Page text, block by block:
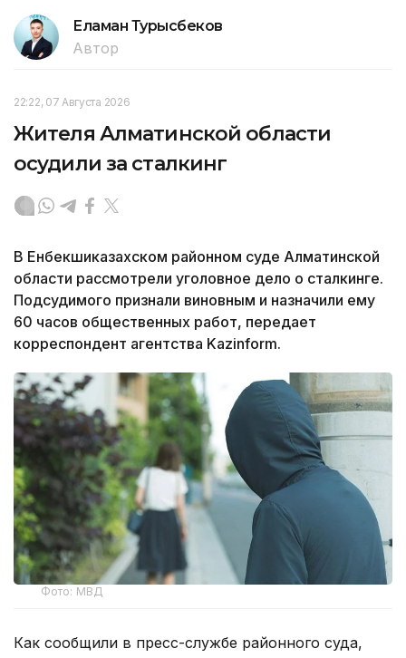
Еламан Турысбеков
Автор
22:22, 07 Августа 2026
Жителя Алматинской области
осудили за сталкинг
В Енбекшиказахском районном суде Алматинской
области рассмотрели уголовное дело о сталкинге.
Подсудимого признали виновным и назначили ему
60 часов общественных работ, передает
корреспондент агентства Kazinform.
Фото: МВД
Как сообщили в пресс-службе районного суда,